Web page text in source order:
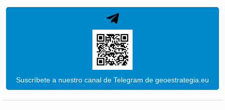
Suscríbete a nuestro canal de Telegram de geoestrategia.eu